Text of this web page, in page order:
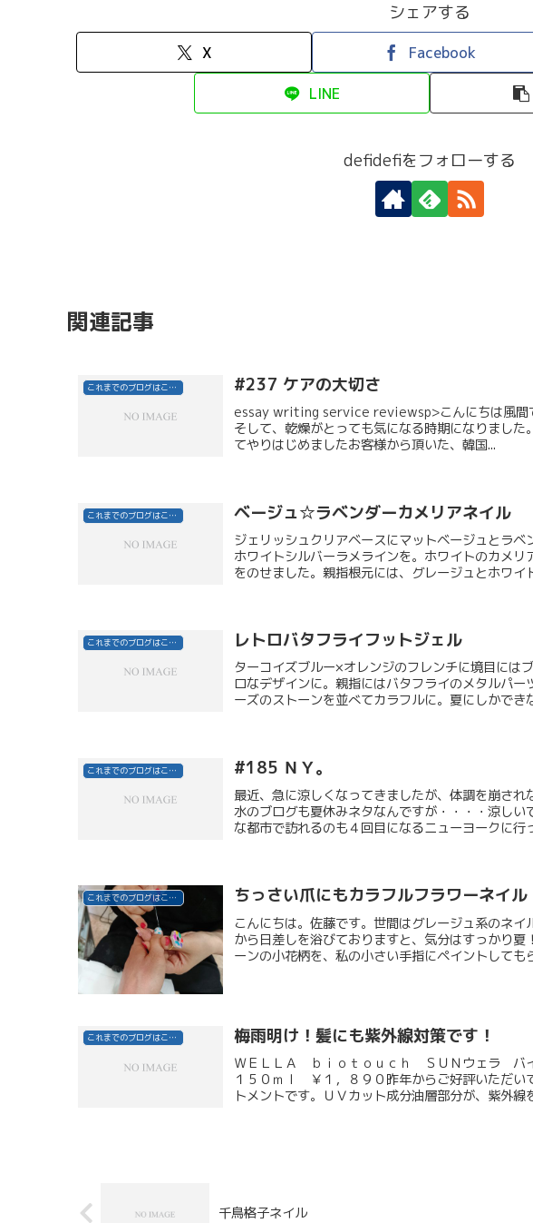
シェアする
X Facebook
LINE
defidefiをフォローする
関連記事
これまでのブログはこちら #237 ケアの大切さ
essay writing service reviewsp>こんにちは風間
そして、乾燥がとっても気になる時期になりまし
てやりはじめましたお客様から頂いた、韓国...
これまでのブログはこちら ベージュ☆ラベンダーカメリアネイル
ジェリッシュクリアベースにマットベージュとラ
ホワイトシルバーラメラインを。ホワイトのカメ
をのせました。親指根元には、グレージュとホワイ
これまでのブログはこちら レトロバタフライフットジェル
ターコイズブルー×オレンジのフレンチに境目には
ロなデザインに。親指にはバタフライのメタルパ
ーズのストーンを並べてカラフルに。夏にしかでき
これまでのブログはこちら #185 ＮＹ。
最近、急に涼しくなってきましたが、体調を崩さ
水のブログも夏休みネタなんですが・・・・涼し
な都市で訪れるのも４回目になるニューヨークに
これまでのブログはこちら ちっさい爪にもカラフルフラワーネイル
こんにちは。佐藤です。世間はグレージュ系のネ
から日差しを浴びておりますと、気分はすっかり
ーンの小花柄を、私の小さい手指にペイントしても
これまでのブログはこちら 梅雨明け！髪にも紫外線対策です！
ＷＥＬＬＡ ｂｉｏｔｏｕｃｈ ＳＵＮウェラ
１５０ｍｌ ￥１，８９０昨年からご好評いただい
トメントです。ＵＶカット成分油層部分が、紫外線
千鳥格子ネイル